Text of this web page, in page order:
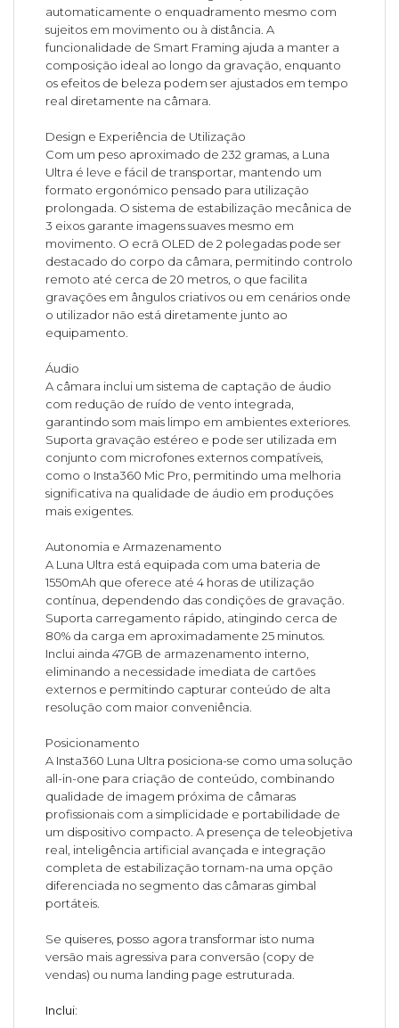
automaticamente o enquadramento mesmo com
sujeitos em movimento ou à distância. A
funcionalidade de Smart Framing ajuda a manter a
composição ideal ao longo da gravação, enquanto
os efeitos de beleza podem ser ajustados em tempo
real diretamente na câmara.
Design e Experiência de Utilização
Com um peso aproximado de 232 gramas, a Luna
Ultra é leve e fácil de transportar, mantendo um
formato ergonómico pensado para utilização
prolongada. O sistema de estabilização mecânica de
3 eixos garante imagens suaves mesmo em
movimento. O ecrã OLED de 2 polegadas pode ser
destacado do corpo da câmara, permitindo controlo
remoto até cerca de 20 metros, o que facilita
gravações em ângulos criativos ou em cenários onde
o utilizador não está diretamente junto ao
equipamento.
Áudio
A câmara inclui um sistema de captação de áudio
com redução de ruído de vento integrada,
garantindo som mais limpo em ambientes exteriores.
Suporta gravação estéreo e pode ser utilizada em
conjunto com microfones externos compatíveis,
como o Insta360 Mic Pro, permitindo uma melhoria
significativa na qualidade de áudio em produções
mais exigentes.
Autonomia e Armazenamento
A Luna Ultra está equipada com uma bateria de
1550mAh que oferece até 4 horas de utilização
contínua, dependendo das condições de gravação.
Suporta carregamento rápido, atingindo cerca de
80% da carga em aproximadamente 25 minutos.
Inclui ainda 47GB de armazenamento interno,
eliminando a necessidade imediata de cartões
externos e permitindo capturar conteúdo de alta
resolução com maior conveniência.
Posicionamento
A Insta360 Luna Ultra posiciona-se como uma solução
all-in-one para criação de conteúdo, combinando
qualidade de imagem próxima de câmaras
profissionais com a simplicidade e portabilidade de
um dispositivo compacto. A presença de teleobjetiva
real, inteligência artificial avançada e integração
completa de estabilização tornam-na uma opção
diferenciada no segmento das câmaras gimbal
portáteis.
Se quiseres, posso agora transformar isto numa
versão mais agressiva para conversão (copy de
vendas) ou numa landing page estruturada.
Inclui: